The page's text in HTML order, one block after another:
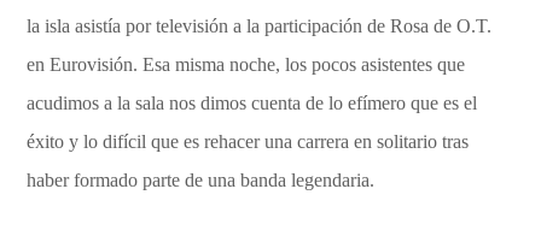
la isla asistía por televisión a la participación de Rosa de O.T.
en Eurovisión. Esa misma noche, los pocos asistentes que
acudimos a la sala nos dimos cuenta de lo efímero que es el
éxito y lo difícil que es rehacer una carrera en solitario tras
haber formado parte de una banda legendaria.